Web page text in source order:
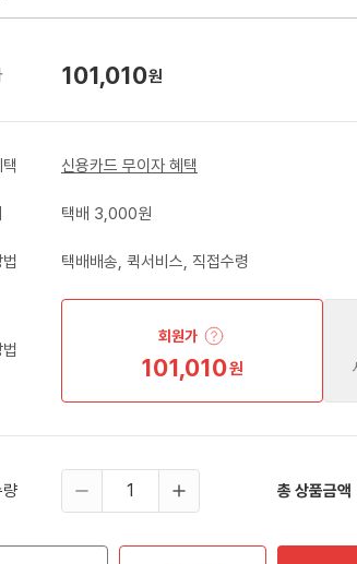
101,010원
신용카드 무이자 혜택
택배 3,000원
택배배송, 퀵서비스, 직접수령
회원가
101,010원
량 총 상품금액